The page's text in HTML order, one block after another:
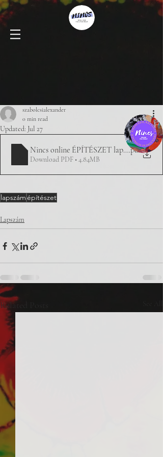
szabolcsialexander
0 min read
Updated: Jul 27
Nincs online ÉPÍTÉSZET lapszám 02
.pdf
Download PDF • 4.84MB
lapszámépítészet
Lapszám
Related Posts